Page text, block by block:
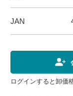
JAN
ログインすると卸価